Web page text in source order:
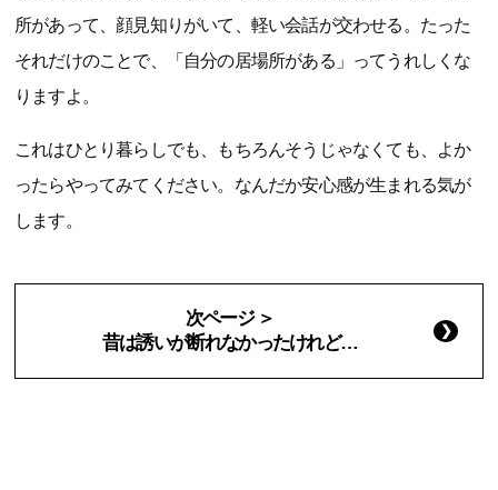
所があって、顔見知りがいて、軽い会話が交わせる。たった
それだけのことで、「自分の居場所がある」ってうれしくな
りますよ。
これはひとり暮らしでも、もちろんそうじゃなくても、よか
ったらやってみてください。なんだか安心感が生まれる気が
します。
次ページ ＞
昔は誘いが断れなかったけれど…